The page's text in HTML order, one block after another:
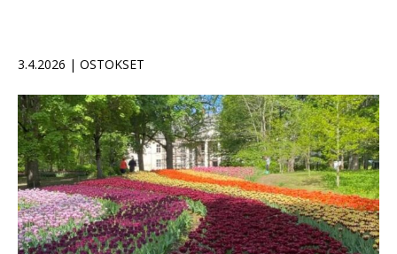
3.4.2026 | OSTOKSET